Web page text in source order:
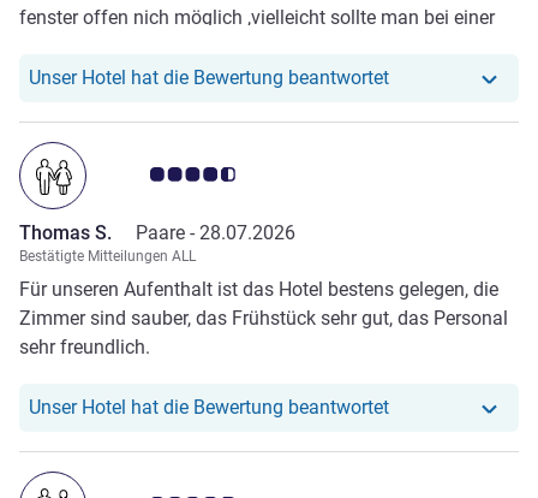
fenster offen nich möglich ,vielleicht sollte man bei einer
flexibler sein
Unser Hotel hat die Bewertung beantwortetUnser Hotel hat
Note Kundenmeinungen 4.5/5
Thomas S. Paare - 28.07.2026
Bestätigte Mitteilungen ALL
Für unseren Aufenthalt ist das Hotel bestens gelegen, die
Zimmer sind sauber, das Frühstück sehr gut, das Personal
sehr freundlich.
Unser Hotel hat die Bewertung beantwortetUnser Hotel hat